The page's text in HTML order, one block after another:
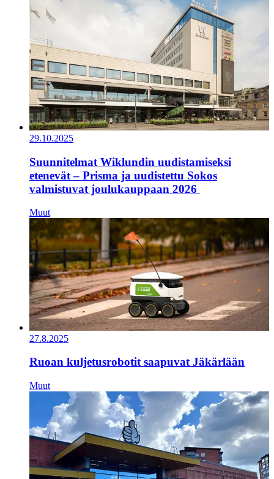
29.10.2025
Suunnitelmat Wiklundin uudistamiseksi
etenevät – Prisma ja uudistettu Sokos
valmistuvat joulukauppaan 2026
Muut
27.8.2025
Ruoan kuljetusrobotit saapuvat Jäkärlään
Muut